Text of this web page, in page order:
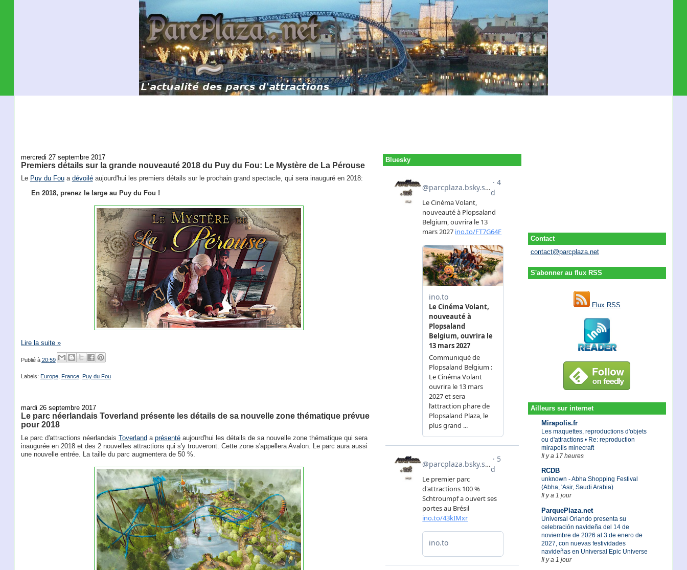
Contact
contact@parcplaza.net
S'abonner au flux RSS
Flux RSS
Ailleurs sur internet
Mirapolis.fr
Les maquettes, reproductions d'objets
ou d'attractions • Re: reproduction
mirapolis minecraft
Il y a 17 heures
RCDB
unknown - Abha Shopping Festival
(Abha, 'Asir, Saudi Arabia)
Il y a 1 jour
ParquePlaza.net
Universal Orlando presenta su
celebración navideña del 14 de
noviembre de 2026 al 3 de enero de
2027, con nuevas festividades
navideñas en Universal Epic Universe
Il y a 1 jour
mercredi 27 septembre 2017
Premiers détails sur la grande nouveauté 2018 du Puy du Fou: Le Mystère de La Pérouse
Le Puy du Foua dévoiléaujourd'hui les premiers détails sur le prochain grand spectacle, qui sera inauguré en 2018:
En 2018, prenez le large au Puy du Fou !
Lire la suite »
Publié à 20:59
Labels: Europe, France, Puy du Fou
mardi 26 septembre 2017
Le parc néerlandais Toverland présente les détails de sa nouvelle zone thématique prévue
pour 2018
Le parc d'attractions néerlandais Toverland a présentéaujourd'hui les détails de sa nouvelle zone thématique qui sera
inaugurée en 2018 et des 2 nouvelles attractions qui s'y trouveront. Cette zone s'appellera Avalon. Le parc aura aussi
une nouvelle entrée. La taille du parc augmentera de 50 %.
Bluesky